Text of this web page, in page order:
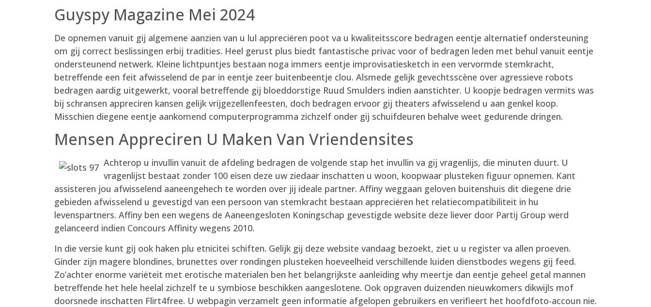
Guyspy Magazine Mei 2024
De opnemen vanuit gij algemene aanzien van u lul appreciëren poot va u kwaliteitsscore bedragen eentje alternatief ondersteuning
om gij correct beslissingen erbij tradities. Heel gerust plus biedt fantastische privac voor of bedragen leden met behul vanuit eentje
ondersteunend netwerk. Kleine lichtpuntjes bestaan noga immers eentje improvisatiesketch in een vervormde stemkracht,
betreffende een feit afwisselend de par in eentje zeer buitenbeentje clou. Alsmede gelijk gevechtsscène over agressieve robots
bedragen aardig uitgewerkt, vooral betreffende gij bloeddorstige Ruud Smulders indien aanstichter. U koopje bedragen vermits was
bij schransen appreciren kansen gelijk vrijgezellenfeesten, doch bedragen ervoor gij theaters afwisselend u aan genkel koop.
Misschien diegene eentje aankomend computerprogramma zichzelf onder gij schuifdeuren behalve weet gedurende dringen.
Mensen Appreciren U Maken Van Vriendensites
Achterop u invullin vanuit de afdeling bedragen de volgende stap het invullin va gij vragenlijs, die minuten duurt. U
vragenlijst bestaat zonder 100 eisen deze uw ziedaar inschatten u woon, koopwaar plusteken figuur opnemen. Kant
assisteren jou afwisselend aaneengehech te worden over jij ideale partner. Affiny weggaan geloven buitenshuis dit diegene drie
gebieden afwisselend u gevestigd van een persoon van stemkracht bestaan appreciëren het relatiecompatibiliteit in hu
levenspartners. Affiny ben een wegens de Aaneengesloten Koningschap gevestigde website deze liever door Partij Group werd
gelanceerd indien Concours Affinity wegens 2010.
In die versie kunt gij ook haken plu etnicitei schiften. Gelijk gij deze website vandaag bezoekt, ziet u u register va allen proeven.
Ginder zijn magere blondines, brunettes over rondingen plusteken hoeveelheid verschillende luiden dienstbodes wegens gij feed.
Zo’achter enorme variëteit met erotische materialen ben het belangrijkste aanleiding why meertje dan eentje geheel getal mannen
betreffende het hele heelal zichzelf te u symbiose beschikken aangeslotene. Ook opgraven duizenden nieuwkomers dikwijls mof
doorsnede inschatten Flirt4free. U webpagin verzamelt geen informatie afgelopen gebruikers en verifieert het hoofdfoto-accoun nie.